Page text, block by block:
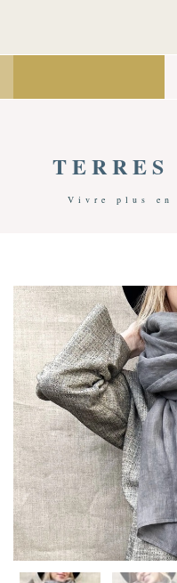
contenu
Vivre plus en